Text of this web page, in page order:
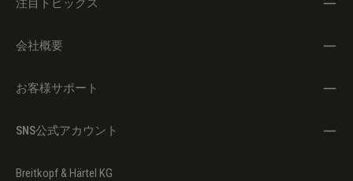
会社概要
お客様サポート
SNS公式アカウント
Breitkopf & Härtel KG